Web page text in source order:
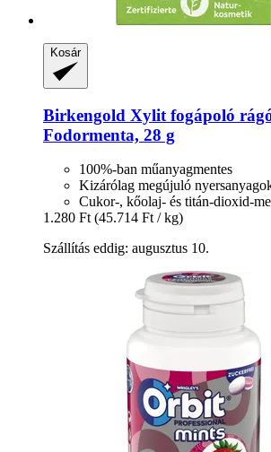
Kosár
Birkengold Xylit fogápoló
Fodormenta, 28 g
100%-ban műanyagmentes
Kizárólag megújuló
Cukor-, kőolaj- és titán-dioxid-
1.280 Ft (45.714 Ft / kg)
Szállítás eddig: augusztus 10.